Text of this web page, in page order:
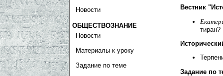
Новости
ОБЩЕСТВОЗНАНИЕ
Новости
Материалы к уроку
Задание по теме
Вестник
тиран?
Задание по